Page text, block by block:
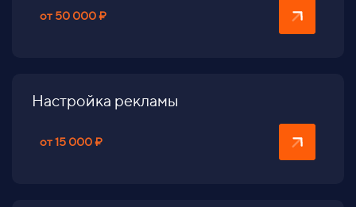
от 50 000 ₽
Настройка рекламы
от 15 000 ₽